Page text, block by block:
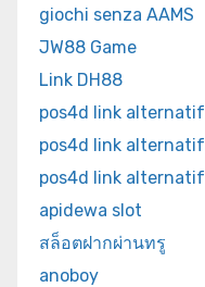
giochi senza AAMS
JW88 Game
Link DH88
pos4d link alternatif
pos4d link alternatif
pos4d link alternatif
apidewa slot
สล็อตฝากผ่านทรู
anoboy